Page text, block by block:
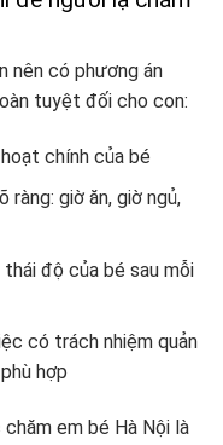
nên có phương án
tuyệt đối cho con:
chính của bé
giờ ăn, giờ ngủ,
độ của bé sau mỗi
có trách nhiệm quản
hợp
em bé Hà Nội là